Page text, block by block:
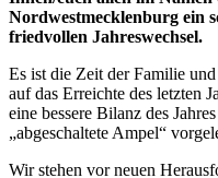
Nordwestmecklenburg ein
friedvollen Jahreswechsel.
Es ist die Zeit der Familie
auf das Erreichte des letzten
eine bessere Bilanz des
„abgeschaltete Ampel“
Wir stehen vor neuen